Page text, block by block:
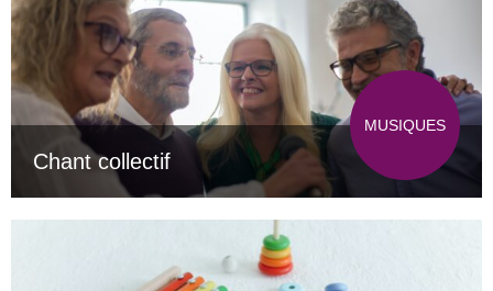
Chant collectif
MUSIQUES